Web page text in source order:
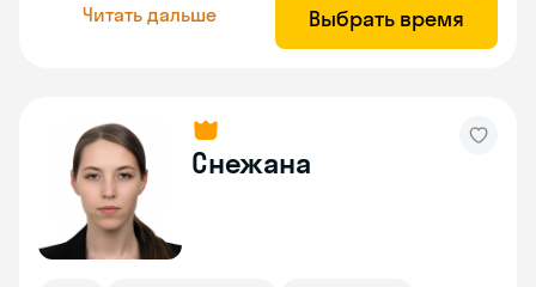
Читать дальше Выбрать время
Снежана